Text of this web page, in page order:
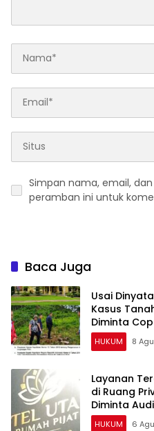
Simpan nama, email,
peramban ini untuk
Baca Juga
Usai
Kasus
Diminta
HUKUM 8
Layanan
di Ruang
Diminta
Utami
HUKUM 6